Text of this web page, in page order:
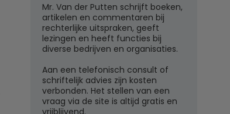
Mr. Van der Putten schrijft boeken,
artikelen en commentaren bij
rechterlijke uitspraken, geeft
lezingen en heeft functies bij
diverse bedrijven en organisaties.
Aan een telefonisch consult of
schriftelijk advies zijn kosten
verbonden. Het stellen van een
vraag via de site is altijd gratis en
vrijblijvend.